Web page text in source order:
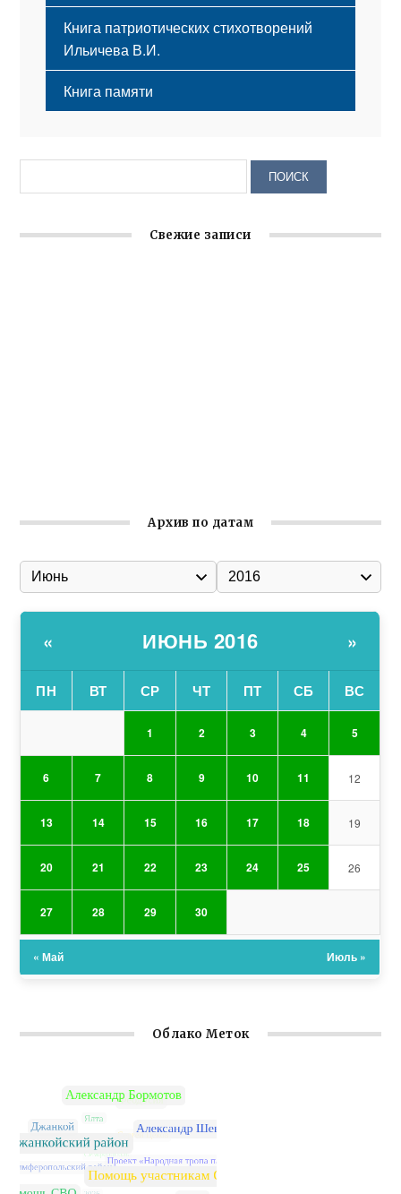
Книга патриотических стихотворений
Ильичева В.И.
Книга памяти
Свежие записи
Архив по датам
« ИЮНЬ 2016 »
ПН ВТ СР ЧТ ПТ СБ ВС
1 2 3 4 5
6 7 8 9 10 11 12
13 14 15 16 17 18 19
20 21 22 23 24 25 26
27 28 29 30
« Май Июль »
Облако Меток